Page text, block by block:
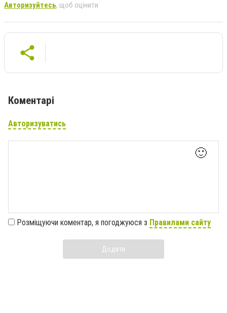
Авторизуйтесь, щоб оцінити
Коментарі
Авторизуватись
🙂
Розміщуючи коментар, я погоджуюся з Правилами сайту
Додати